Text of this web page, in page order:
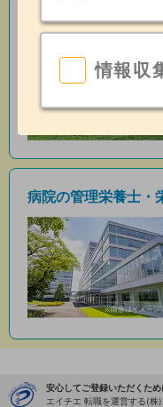
保育園の管理栄養士
病院の管理栄養士・
情報収
安心してご登録いただくため
エイチエ 転職を運営する(株